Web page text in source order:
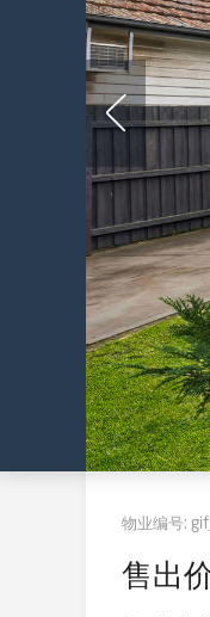
物业编号:
售出